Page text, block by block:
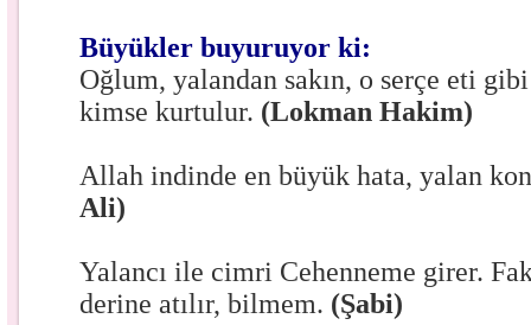
Büyükler buyuruyor ki:
Oğlum, yalandan sakın, o serçe eti
kimse kurtulur. (Lokman Hakim)
Allah indinde en büyük hata, yalan
Ali)
Yalancı ile cimri Cehenneme girer.
derine atılır, bilmem. (Şabi)